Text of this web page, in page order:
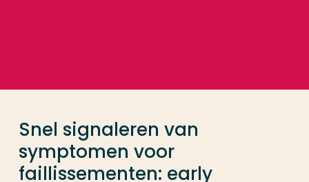
Snel signaleren van
symptomen voor
faillissementen: early
Opleiding
Contact